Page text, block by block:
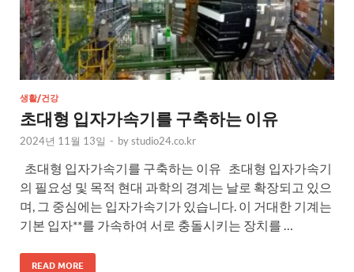
생활/건강
초대형 입자가속기를 구축하는 이유
2024년 11월 13일 - bystudio24.co.kr
초대형 입자가속기를 구축하는 이유 초대형 입자가속기
의 필요성 및 목적 현대 과학의 경계는 날로 확장되고 있으
며, 그 중심에는 입자가속기가 있습니다. 이 거대한 기계는
기본 입자**를 가속하여 서로 충돌시키는 장치를 …
READ MORE